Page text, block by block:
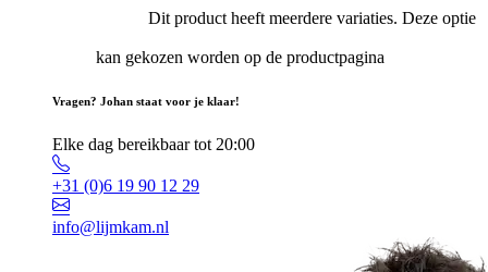
Dit product heeft meerdere variaties. Deze optie
kan gekozen worden op de productpagina
Vragen? Johan staat voor je klaar!
Elke dag bereikbaar tot 20:00
+31 (0)6 19 90 12 29
info@lijmkam.nl